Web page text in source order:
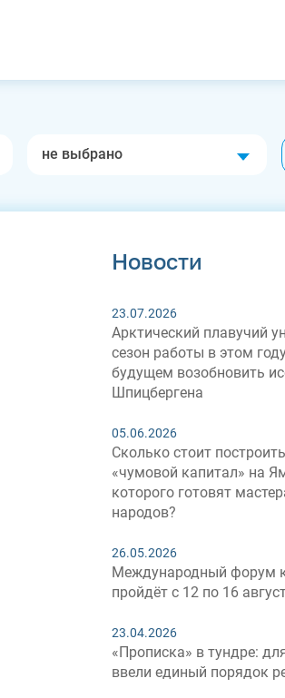
не выбрано
Новости
23.07.2026
Арктический плавучий
сезон работы в этом
будущем возобновить
Шпицбергена
05.06.2026
Сколько стоит
«чумовой капитал» на
которого готовят
народов?
26.05.2026
Международный форум
пройдёт с 12 по 16
23.04.2026
«Прописка» в тундре:
ввели единый порядок